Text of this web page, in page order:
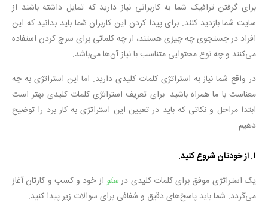
برای گرفتن ترافیک شما به کاربرانی نیاز دارید که تمایل داشته باشند از
سایت شما بازدید کنند. برای پیدا کردن این کاربران شما باید بدانید که این
افراد در جستجوی چه چیزی هستند، از چه کلماتی برای سرچ کردن استفاده
می‌کنند و چه نوع محتوایی متناسب با نیاز آن‌ها می‌باشد.
در واقع شما نیاز به استراتژی کلمات کلیدی دارید. اما این استراتژی به چه
معناست با ما همراه باشید. برای تعریف استراتژی کلمات کلیدی بهتر است
ابتدا مراحل و نکاتی که باید در تعیین این استراتژی به کار برد را توضیح
دهیم.
۱. از خودتان شروع کنید.
یک استراتژی موفق برای کلمات کلیدی درسئواز خود و کسب و کارتان آغاز
می‌گردد. شما باید پاسخ‌های دقیق و شفافی برای سوالات زیر پیدا کنید.